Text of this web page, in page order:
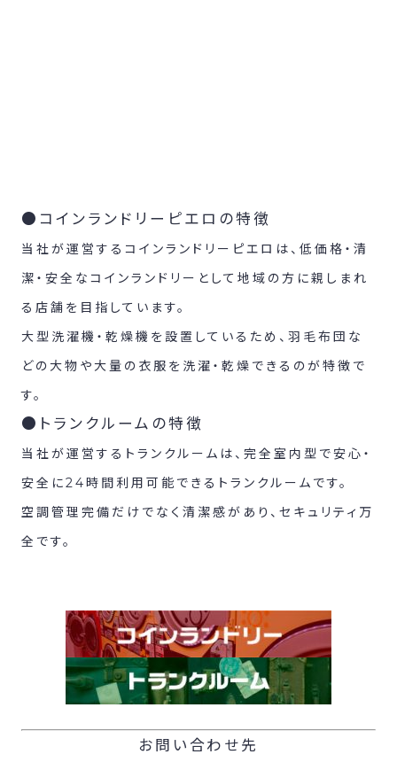
●コインランドリーピエロの特徴
当社が運営するコインランドリーピエロは、低価格・清
潔・安全なコインランドリーとして地域の方に親しまれ
る店舗を目指しています。
大型洗濯機・乾燥機を設置しているため、羽毛布団な
どの大物や大量の衣服を洗濯・乾燥できるのが特徴で
す。
●トランクルームの特徴
当社が運営するトランクルームは、完全室内型で安心・
安全に24時間利用可能できるトランクルームです。
空調管理完備だけでなく清潔感があり、セキュリティ万
全です。
お問い合わせ先